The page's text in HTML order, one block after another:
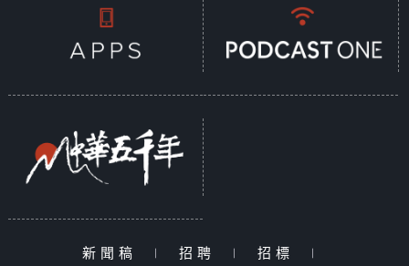
新聞稿 | 招聘 | 招標 |